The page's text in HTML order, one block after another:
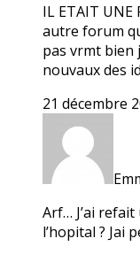
IL ETAIT UNE
autre forum
pas vrmt bien
nouvaux des
21 décembre
Arf… J’ai
l’hopital ? Jai